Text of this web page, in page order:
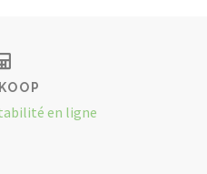
en ligne